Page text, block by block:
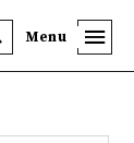
Menu